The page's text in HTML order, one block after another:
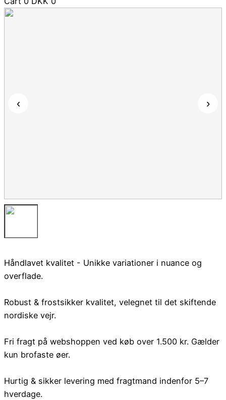
‹ ›
Håndlavet kvalitet - Unikke variationer i nuance og
overflade.
Robust & frostsikker kvalitet, velegnet til det skiftende
nordiske vejr.
Fri fragt på webshoppen ved køb over 1.500 kr. Gælder
kun brofaste øer.
Hurtig & sikker levering med fragtmand indenfor 5–7
hverdage.